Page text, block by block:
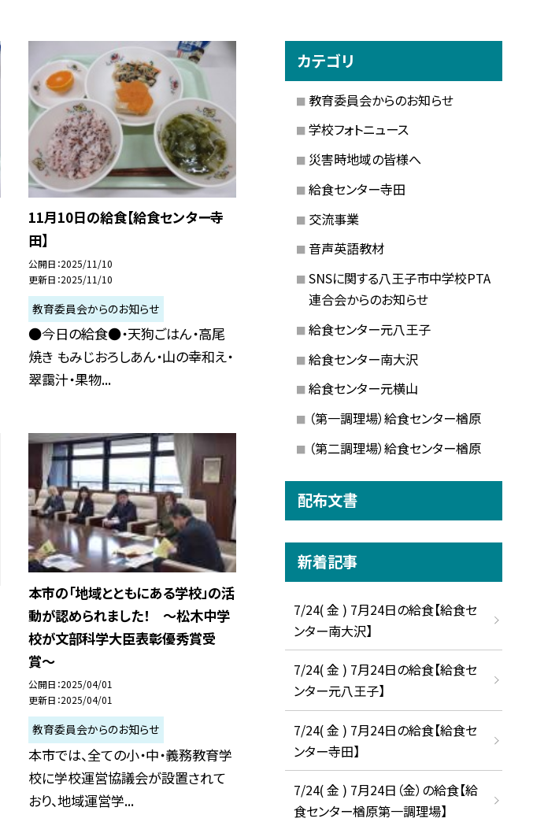
11月10日の給食【給食センター寺
田】
公開日 2025/11/10
更新日 2025/11/10
教育委員会からのお知らせ
●今日の給食●・天狗ごはん・高尾
焼き もみじおろしあん・山の幸和え・
翠靄汁・果物...
本市の「地域とともにある学校」の活
動が認められました！ 〜松木中学
校が文部科学大臣表彰優秀賞受
賞〜
公開日 2025/04/01
更新日 2025/04/01
教育委員会からのお知らせ
本市では、全ての小・中・義務教育学
校に学校運営協議会が設置されて
おり、地域運営学...
カテゴリ
教育委員会からのお知らせ
学校フォトニュース
災害時地域の皆様へ
給食センター寺田
交流事業
音声英語教材
SNSに関する八王子市中学校PTA
連合会からのお知らせ
給食センター元八王子
給食センター南大沢
給食センター元横山
（第一調理場）給食センター楢原
（第二調理場）給食センター楢原
配布文書
新着記事
7/24( 金 ) 7月24日の給食【給食セ
ンター南大沢】
7/24( 金 ) 7月24日の給食【給食セ
ンター元八王子】
7/24( 金 ) 7月24日の給食【給食セ
ンター寺田】
7/24( 金 ) 7月24日（金）の給食【給
食センター楢原第一調理場】